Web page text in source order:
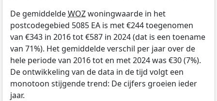
De gemiddeldeWOZwoningwaarde in het
postcodegebied 5085 EA is met €244 toegenomen
van €343 in 2016 tot €587 in 2024 (dat is een toename
van 71%). Het gemiddelde verschil per jaar over de
hele periode van 2016 tot en met 2024 was €30 (7%).
De ontwikkeling van de data in de tijd volgt een
monotoon stijgende trend: De cijfers groeien ieder
jaar.